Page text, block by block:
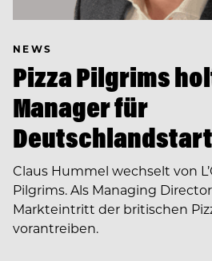
NEWS
Pizza Pilgrims
Manager für
Deutschlandstart
Claus Hummel wechselt von
Pilgrims. Als Managing
Markteintritt der britischen
vorantreiben.